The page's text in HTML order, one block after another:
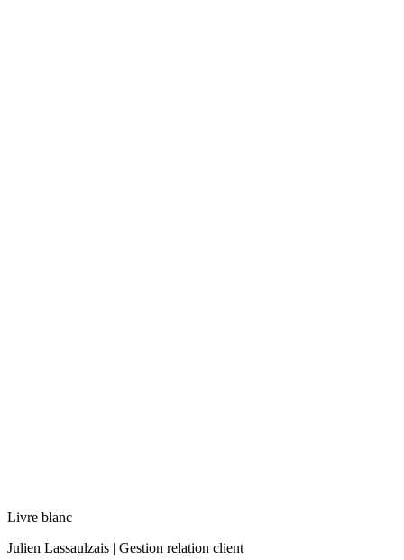
Livre blanc
Julien Lassaulzais | Gestion relation client